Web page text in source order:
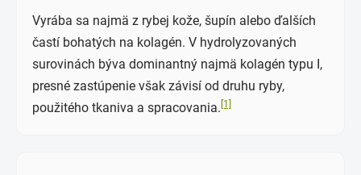
Vyrába sa najmä z rybej kože, šupín alebo ďalších
častí bohatých na kolagén. V hydrolyzovaných
surovinách býva dominantný najmä kolagén typu I,
presné zastúpenie však závisí od druhu ryby,
použitého tkaniva a spracovania. [1]